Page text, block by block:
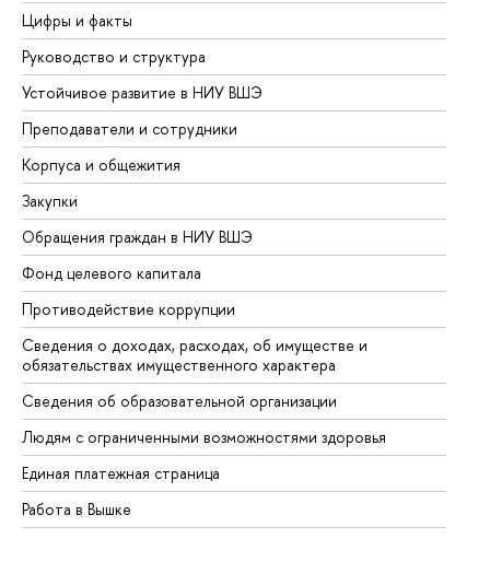
Цифры и факты
Руководство и структура
Устойчивое развитие в НИУ ВШЭ
Преподаватели и сотрудники
Корпуса и общежития
Закупки
Обращения граждан в НИУ ВШЭ
Фонд целевого капитала
Противодействие коррупции
Сведения о доходах, расходах, об имуществе и
обязательствах имущественного характера
Сведения об образовательной организации
Людям с ограниченными возможностями здоровья
Единая платежная страница
Работа в Вышке